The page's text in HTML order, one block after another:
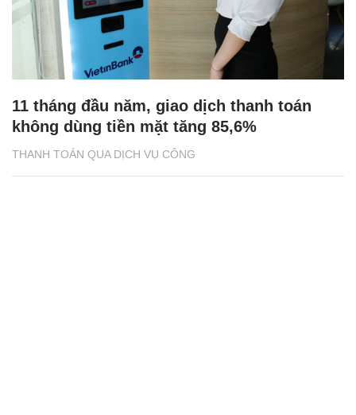
THANH TOÁN QUA DỊCH VỤ CÔNG
11 tháng đầu năm, giao dịch thanh toán
không dùng tiền mặt tăng 85,6%